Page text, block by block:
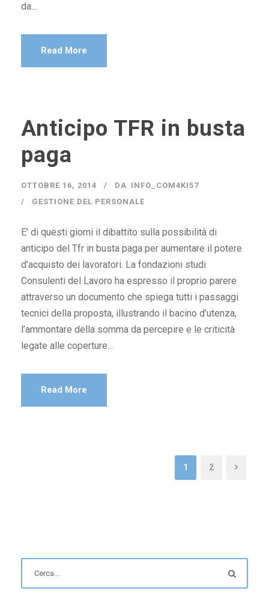
da...
Read More
Anticipo TFR in busta
paga
OTTOBRE 16, 2014 DA INFO_COM4KI57
GESTIONE DEL PERSONALE
E’ di questi giorni il dibattito sulla possibilità di
anticipo del Tfr in busta paga per aumentare il potere
d’acquisto dei lavoratori. La fondazioni studi
Consulenti del Lavoro ha espresso il proprio parere
attraverso un documento che spiega tutti i passaggi
tecnici della proposta, illustrando il bacino d’utenza,
l’ammontare della somma da percepire e le criticità
legate alle coperture...
Read More
1 2